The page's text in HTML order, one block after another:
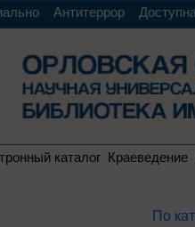
Антитеррор
каталог Краеведение
По